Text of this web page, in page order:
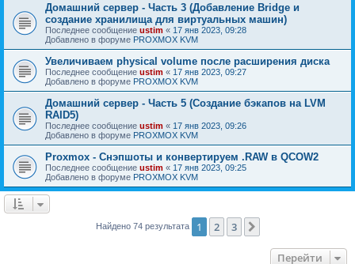
Домашний сервер - Часть 3 (Добавление Bridge и
создание хранилища для виртуальных машин)
Последнее сообщение ustim « 17 янв 2023, 09:28
Добавлено в форуме PROXMOX KVM
Увеличиваем physical volume после расширения диска
Последнее сообщение ustim « 17 янв 2023, 09:27
Добавлено в форуме PROXMOX KVM
Домашний сервер - Часть 5 (Создание бэкапов на LVM
RAID5)
Последнее сообщение ustim « 17 янв 2023, 09:26
Добавлено в форуме PROXMOX KVM
Proxmox - Снэпшоты и конвертируем .RAW в QCOW2
Последнее сообщение ustim « 17 янв 2023, 09:25
Добавлено в форуме PROXMOX KVM
Найдено 74 результата 1 2 3
Перейти